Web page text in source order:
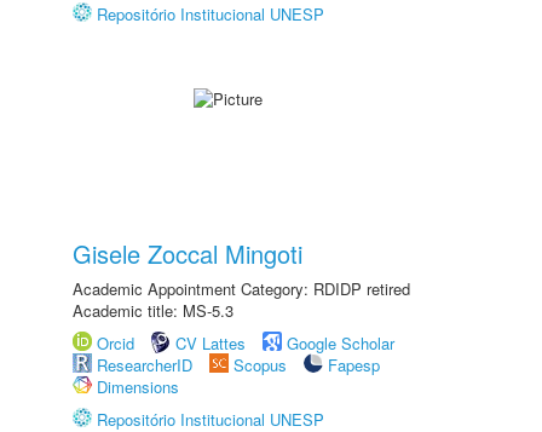
Repositório Institucional UNESP
Gisele Zoccal Mingoti
Academic Appointment Category: RDIDP retired
Academic title: MS-5.3
Orcid
CV Lattes
Google Scholar
ResearcherID
Scopus
Fapesp
Dimensions
Repositório Institucional UNESP